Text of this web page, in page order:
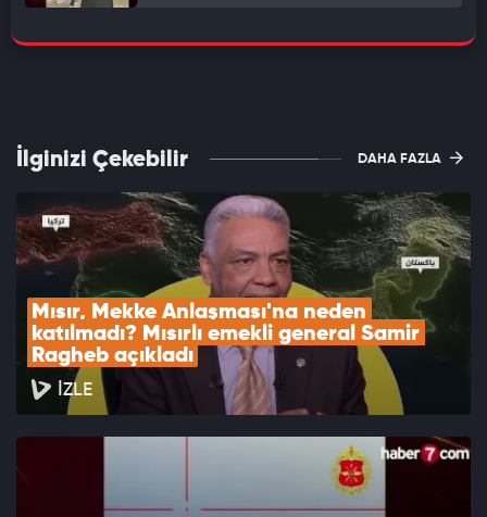
İlginizi Çekebilir DAHA FAZLA
Mısır, Mekke Anlaşması'na neden
katılmadı? Mısırlı emekli general Samir
Ragheb açıkladı
İZLE